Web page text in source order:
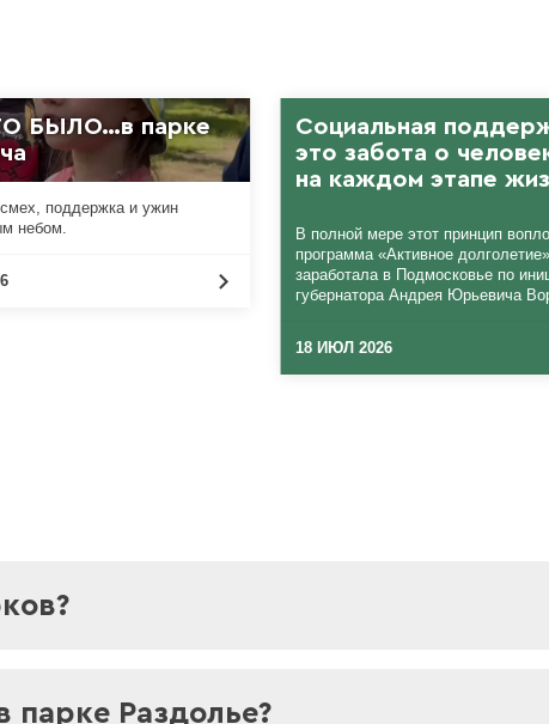
БЫЛО…в парке
поддержка и ужин
небом.
Социальная
это забота о
на каждом этапе
В полной мере этот принцип
программа «Активное
заработала в Подмосковье по
губернатора Андрея Юрьевича
18 ИЮЛ 2026
парке Раздолье?